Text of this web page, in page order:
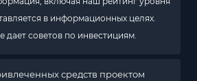
в информационных целях.
дает советов по инвестициям.
средств проектом